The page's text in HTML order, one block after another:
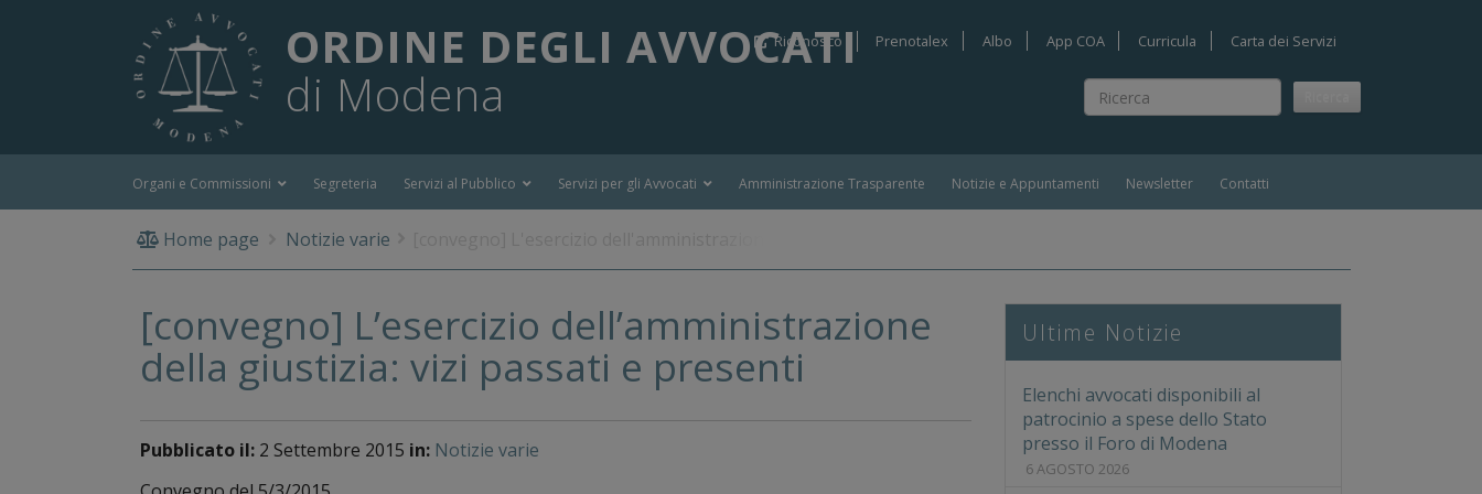
ORDINE DEGLI AVVOCATI
di Modena
Ricerca
Riconosco Prenotalex Albo App COA Curricula Carta dei Servizi
Organi e Commissioni Segreteria Servizi al Pubblico Servizi per gli Avvocati Amministrazione Trasparente Notizie e Appuntamenti Newsletter Contatti
Home page Notizie varie
[convegno] L’esercizio dell’amministrazione
della giustizia: vizi passati e presenti
Pubblicato il: 2 Settembre 2015 in: Notizie varie
Ultime Notizie
Elenchi avvocati disponibili al
patrocinio a spese dello Stato
presso il Foro di Modena
6 AGOSTO 2026